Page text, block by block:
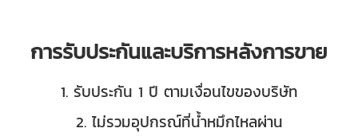
การรับประกันและบริการหลังการขาย
1. รับประกัน 1 ปี ตามเงื่อนไขของบริษัท
2. ไม่รวมอุปกรณ์ที่น้ำหมึกไหลผ่าน